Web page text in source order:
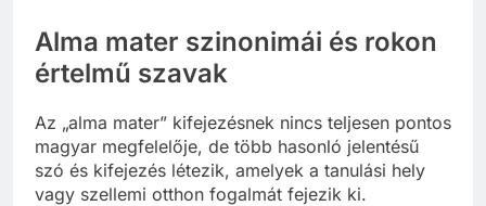
Alma mater szinonimái és rokon
értelmű szavak
Az „alma mater” kifejezésnek nincs teljesen pontos
magyar megfelelője, de több hasonló jelentésű
szó és kifejezés létezik, amelyek a tanulási hely
vagy szellemi otthon fogalmát fejezik ki.